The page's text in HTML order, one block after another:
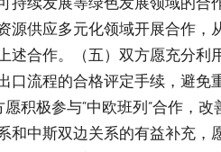
持续发展等绿色发展领域的合
供应多元化领域开展合作，
合作。（五）双方愿充分利
口流程的合格评定手续，避免
积极参与“中欧班列”合作，改
和中斯双边关系的有益补充，